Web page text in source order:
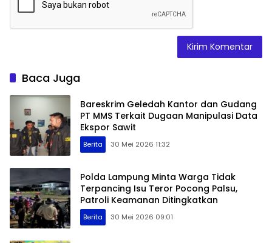
Baca Juga
Bareskrim Geledah Kantor dan Gudang
PT MMS Terkait Dugaan Manipulasi Data
Ekspor Sawit
Berita 30 Mei 2026 11:32
Polda Lampung Minta Warga Tidak
Terpancing Isu Teror Pocong Palsu,
Patroli Keamanan Ditingkatkan
Berita 30 Mei 2026 09:01